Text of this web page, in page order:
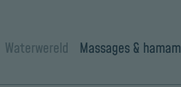
Waterwereld Massages & hamam